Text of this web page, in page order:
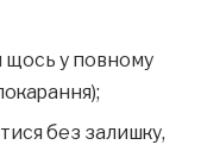
у повному
без залишку,